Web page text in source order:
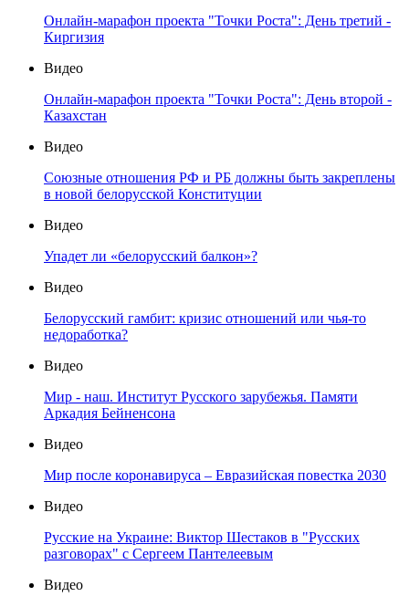
Онлайн-марафон проекта "Точки Роста": День третий -
Киргизия
Видео
Онлайн-марафон проекта "Точки Роста": День второй -
Казахстан
Видео
Союзные отношения РФ и РБ должны быть закреплены
в новой белорусской Конституции
Видео
Упадет ли «белорусский балкон»?
Видео
Белорусский гамбит: кризис отношений или чья-то
недоработка?
Видео
Мир - наш. Институт Русского зарубежья. Памяти
Аркадия Бейненсона
Видео
Мир после коронавируса – Евразийская повестка 2030
Видео
Русские на Украине: Виктор Шестаков в "Русских
разговорах" с Сергеем Пантелеевым
Видео